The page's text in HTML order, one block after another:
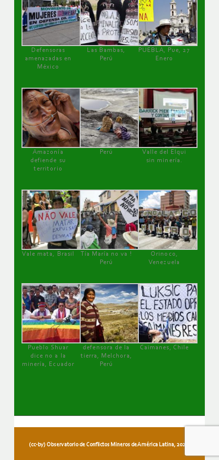
Defensoras
amenazadas en
México
Las Bambas,
Perú
PUEBLA, Pue, 27
Enero
Amazonía
defiende su
territorio
Perú
Valle del Elqui
sin minería.
Vale mata, Brasil
Tía María no va !
Perú
Orinoco,
Venezuela
Pueblo Shuar
dice no a la
minería, Ecuador
defensora de la
tierra, Melchora,
Perú
Caimanes, Chile
(cc-by) Observatorio de Conflictos Mineros de América Latina, 2026